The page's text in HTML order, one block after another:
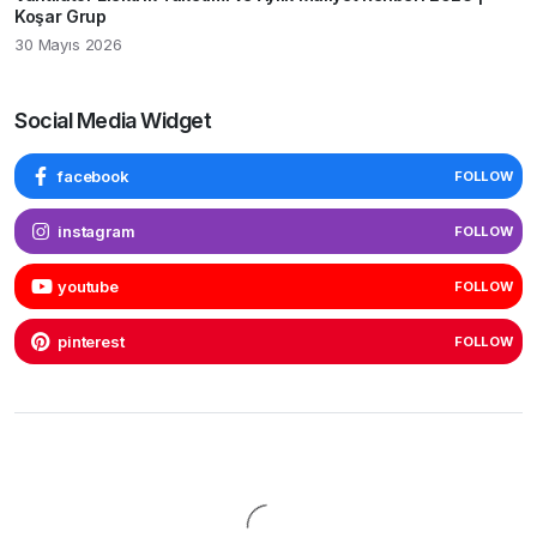
Koşar Grup
30 Mayıs 2026
Social Media Widget
facebook FOLLOW
instagram FOLLOW
youtube FOLLOW
pinterest FOLLOW